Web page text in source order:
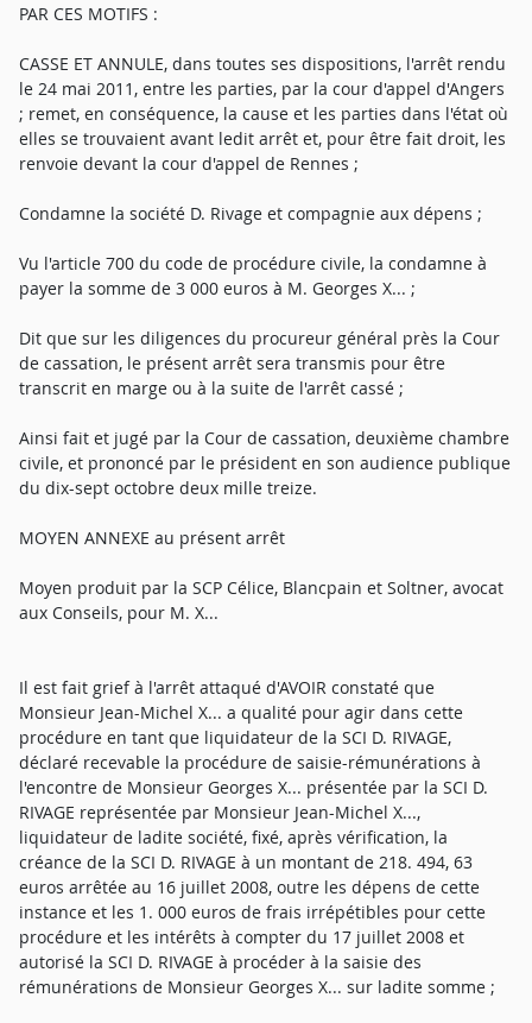
PAR CES MOTIFS :
CASSE ET ANNULE, dans toutes ses dispositions, l'arrêt rendu
le 24 mai 2011, entre les parties, par la cour d'appel d'Angers
; remet, en conséquence, la cause et les parties dans l'état où
elles se trouvaient avant ledit arrêt et, pour être fait droit, les
renvoie devant la cour d'appel de Rennes ;
Condamne la société D. Rivage et compagnie aux dépens ;
Vu l'article 700 du code de procédure civile, la condamne à
payer la somme de 3 000 euros à M. Georges X... ;
Dit que sur les diligences du procureur général près la Cour
de cassation, le présent arrêt sera transmis pour être
transcrit en marge ou à la suite de l'arrêt cassé ;
Ainsi fait et jugé par la Cour de cassation, deuxième chambre
civile, et prononcé par le président en son audience publique
du dix-sept octobre deux mille treize.
MOYEN ANNEXE au présent arrêt
Moyen produit par la SCP Célice, Blancpain et Soltner, avocat
aux Conseils, pour M. X...
Il est fait grief à l'arrêt attaqué d'AVOIR constaté que
Monsieur Jean-Michel X... a qualité pour agir dans cette
procédure en tant que liquidateur de la SCI D. RIVAGE,
déclaré recevable la procédure de saisie-rémunérations à
l'encontre de Monsieur Georges X... présentée par la SCI D.
RIVAGE représentée par Monsieur Jean-Michel X...,
liquidateur de ladite société, fixé, après vérification, la
créance de la SCI D. RIVAGE à un montant de 218. 494, 63
euros arrêtée au 16 juillet 2008, outre les dépens de cette
instance et les 1. 000 euros de frais irrépétibles pour cette
procédure et les intérêts à compter du 17 juillet 2008 et
autorisé la SCI D. RIVAGE à procéder à la saisie des
rémunérations de Monsieur Georges X... sur ladite somme ;